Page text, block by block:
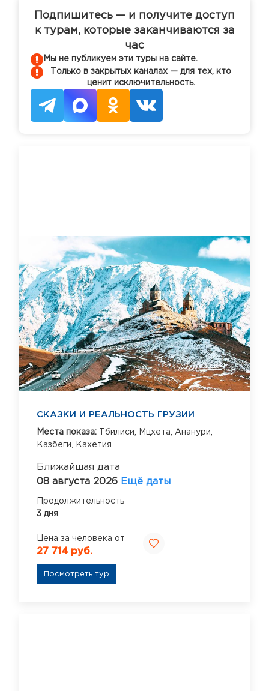
Подпишитесь — и получите доступ
к турам, которые заканчиваются за
час
Мы не публикуем эти туры на сайте.
Только в закрытых каналах — для тех, кто
ценит исключительность.
СКАЗКИ И РЕАЛЬНОСТЬ ГРУЗИИ
Места показа: Тбилиси, Мцхета, Ананури,
Казбеги,
Кахетия
Ближайшая дата
08 августа 2026 Ещё даты
Продолжительность
3 дня
Цена за человека от
27 714 руб.
Посмотреть тур